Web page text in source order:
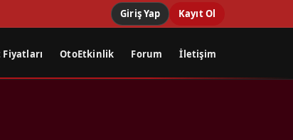
Giriş Yap Kayıt Ol
OtoEtkinlik Forum İletişim